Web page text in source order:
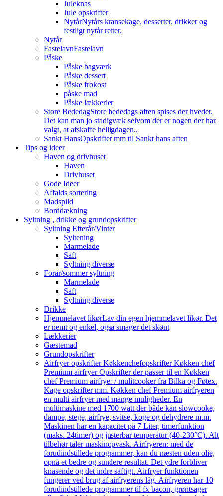
Juleknas
Jule opskrifter
NytårNytårs kransekage, desserter, drikker og
festligt nytår retter.
Nytår
FastelavnFastelavn
Påske
Påske bagværk
Påske dessert
Påske frokost
påske mad
Påske lækkerier
Store BededagStore bededags aften spises der hveder.
Det kan man jo stadigvæk selvom der er nogen der har
valgt, at afskaffe helligdagen..
Sankt HansOpskrifter mm til Sankt hans aften
Tips og ideer
Haven og drivhuset
Haven
Drivhuset
Gode Ideer
Affalds sortering
Madspild
Borddækning
Syltning , drikke og grundopskrifter
Syltning Efterår/Vinter
Syltening
Marmelade
Saft
Syltning diverse
Forår/sommer syltning
Marmelade
Saft
Syltning diverse
Drikke
Hjemmelavet likørLav din egen hjemmelavet likør. Det
er nemt og enkel, også smager det skønt
Lækkerier
Gæstemad
Grundopskrifter
Airfryer opskrifter Køkkenchefopskrifter Køkken chef
Premium airfryer Opskrifter der passer til en Køkken
chef Premium airfryer / mulitcooker fra Bilka og Føtex.
Kage opskrifter mm. Køkken chef Premium airfryeren
en multi airfryer med mange muligheder. En
multimaskine med 1700 watt der både kan slowcooke,
dampe, stege, airfrye, svitse, koge og dehydrere m.m.
Maskinen har en kapacitet på 7 Liter, timerfunktion
(maks. 24timer) og justerbar temperatur (40-230°C). Alt
tilbehør tåler maskinopvask. Airfryeren: med de
forudindstillede programmer, kan du næsten uden olie,
opnå et bedre og sundere resultat. Det ydre forbliver
knasende og det indre saftigt. Airfryer funktionen
fungerer ved brug af airfryerens låg. Airfryeren har 10
forudindstillede programmer til fx bacon, grøntsager